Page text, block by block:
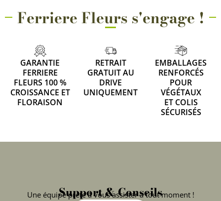
Ferriere Fleurs s'engage !
GARANTIE
FERRIERE
FLEURS 100 %
CROISSANCE ET
FLORAISON
RETRAIT
GRATUIT AU
DRIVE
UNIQUEMENT
EMBALLAGES
RENFORCÉS
POUR
VÉGÉTAUX
ET COLIS
SÉCURISÉS
Support & Conseils
Une équipe prête à vous assister à tout moment !